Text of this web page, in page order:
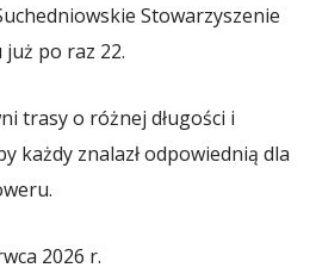
Stowarzyszenie
po raz 22.
trasy o różnej długości i
każdy znalazł odpowiednią dla
2026 r.